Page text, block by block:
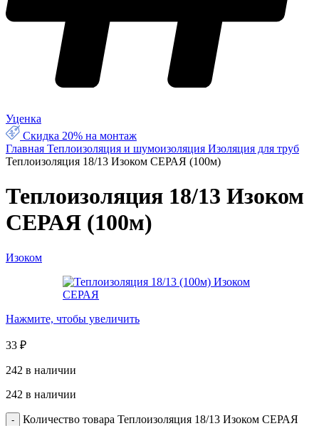
Уценка
Скидка 20% на монтаж
Главная Теплоизоляция и шумоизоляция Изоляция для труб
Теплоизоляция 18/13 Изоком СЕРАЯ (100м)
Теплоизоляция 18/13 Изоком
СЕРАЯ (100м)
Изоком
Нажмите, чтобы увеличить
33 ₽
242 в наличии
242 в наличии
Количество товара Теплоизоляция 18/13 Изоком СЕРАЯ